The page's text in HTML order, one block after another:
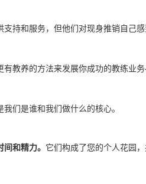
持和服务，但他们对现身推销自己
教养的方法来发展你成功的教练业务
们是谁和我们做什么的核心。
和精力。 它们构成了您的个人花园